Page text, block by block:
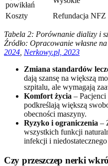
powikłań
Koszty
Refundacja NFZ
Tabela 2: Porównanie dializy i
Źródło: Opracowanie własne
2024 Nerkowy.pl, 2023
Zmiana standardów
dają szansę na większą
szpitalu, ale wymagają
Komfort życia –
podkreślają większą
obecności maszyny.
Ryzyko i ograniczenia –
wszystkich funkcji
infekcji i
Czy przeszczep nerki